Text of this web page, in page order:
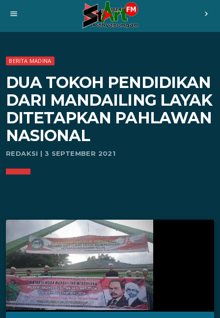
menu chevron_right
BERITA MADINA
DUA TOKOH PENDIDIKAN
DARI MANDAILING LAYAK
DITETAPKAN PAHLAWAN
NASIONAL
REDAKSI | 3 SEPTEMBER 2021